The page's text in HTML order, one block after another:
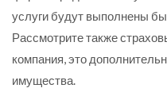
услуги будут выполнены
Рассмотрите также
компания, это
имущества.